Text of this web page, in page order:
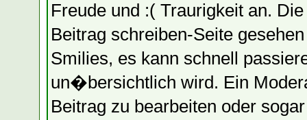
Freude und :( Traurigkeit an.
Beitrag schreiben-Seite
Smilies, es kann schnell
un�bersichtlich wird. Ein
Beitrag zu bearbeiten oder